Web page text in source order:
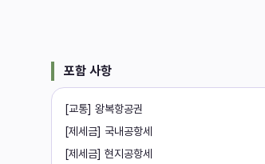
포함 사항
[교통] 왕복항공권
[제세금] 국내공항세
[제세금] 현지공항세